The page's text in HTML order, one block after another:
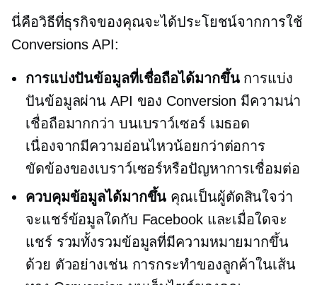
นี่คือวิธีที่ธุรกิจของคุณจะได้ประโยชน์จากการใช้
Conversions API:
การแบ่งปันข้อมูลที่เชื่อถือได้มากขึ้นการแบ่ง
ปันข้อมูลผ่าน API ของ Conversion มีความน่า
เชื่อถือมากกว่า บนเบราว์เซอร์ เมธอด
เนื่องจากมีความอ่อนไหวน้อยกว่าต่อการ
ขัดข้องของเบราว์เซอร์หรือปัญหาการเชื่อมต่อ
ควบคุมข้อมูลได้มากขึ้น คุณเป็นผู้ตัดสินใจว่า
จะแชร์ข้อมูลใดกับ Facebook และเมื่อใดจะ
แชร์ รวมทั้งรวมข้อมูลที่มีความหมายมากขึ้น
ด้วย ตัวอย่างเช่น การกระทำของลูกค้าในเส้น